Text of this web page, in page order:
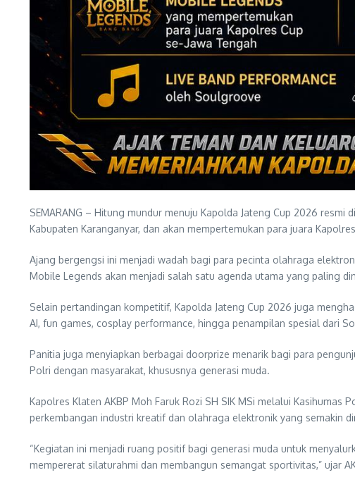
SEMARANG – Hitung mundur menuju Kapolda Jateng Cup 2026
Kabupaten Karanganyar, dan akan mempertemukan para juara
Ajang bergengsi ini menjadi wadah bagi para pecinta olahraga
Mobile Legends akan menjadi salah satu agenda utama yang paling
Selain pertandingan kompetitif, Kapolda Jateng Cup 2026 juga
AI, fun games, cosplay performance, hingga penampilan spesial dari
Panitia juga menyiapkan berbagai doorprize menarik bagi para
Polri dengan masyarakat, khususnya generasi muda.
Kapolres Klaten AKBP Moh Faruk Rozi SH SIK MSi melalui
perkembangan industri kreatif dan olahraga elektronik yang semakin
“Kegiatan ini menjadi ruang positif bagi generasi muda untuk
mempererat silaturahmi dan membangun semangat sportivitas,” ujar